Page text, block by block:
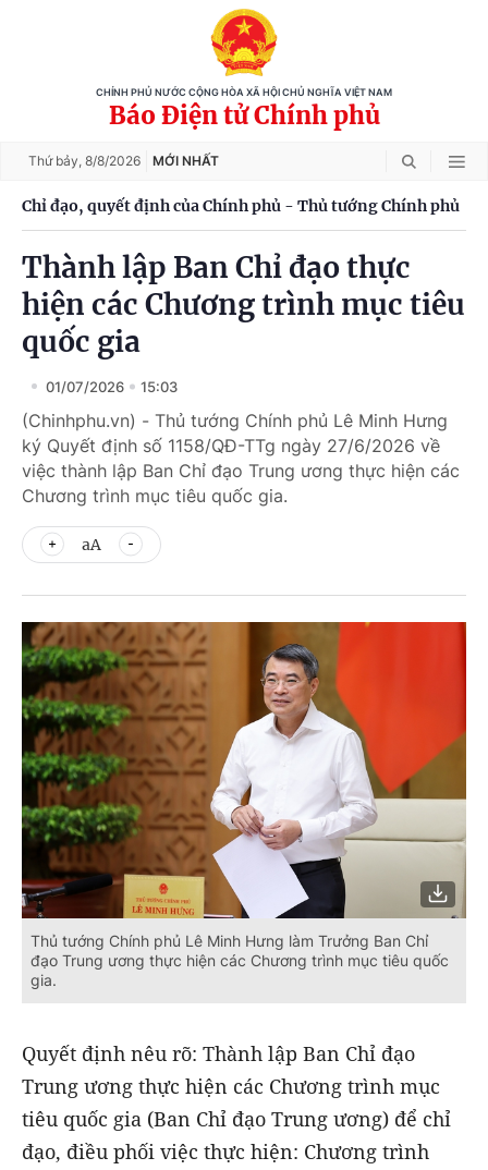
CHÍNH PHỦ NƯỚC CỘNG HÒA XÃ HỘI CHỦ NGHĨA VIỆT NAM
Báo Điện tử Chính phủ
Thứ bảy, 8/8/2026 MỚI NHẤT
Chỉ đạo, quyết định của Chính phủ - Thủ tướng Chính phủ
Thành lập Ban Chỉ đạo thực
hiện các Chương trình mục tiêu
quốc gia
01/07/2026 15:03
(Chinhphu.vn) - Thủ tướng Chính phủ Lê Minh Hưng
ký Quyết định số 1158/QĐ-TTg ngày 27/6/2026 về
việc thành lập Ban Chỉ đạo Trung ương thực hiện các
Chương trình mục tiêu quốc gia.
aA
Thủ tướng Chính phủ Lê Minh Hưng làm Trưởng Ban Chỉ
đạo Trung ương thực hiện các Chương trình mục tiêu quốc
gia.
Quyết định nêu rõ: Thành lập Ban Chỉ đạo
Trung ương thực hiện các Chương trình mục
tiêu quốc gia (Ban Chỉ đạo Trung ương) để chỉ
đạo, điều phối việc thực hiện: Chương trình